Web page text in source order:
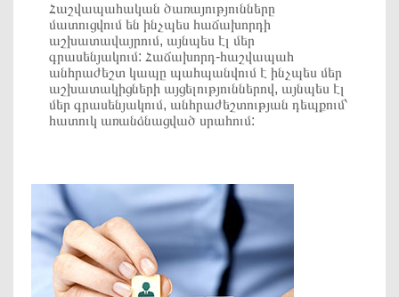
Հաշվապահական ծառայությունները
մատուցվում են ինչպես հաճախորդի
աշխատավայրում, այնպես էլ մեր
գրասենյակում: Հաճախորդ-հաշվապահ
անհրաժեշտ կապը պահպանվում է ինչպես մեր
աշխատակիցների այցելություններով, այնպես էլ
մեր գրասենյակում, անհրաժեշտության դեպքում՝
հատուկ առանձնացված սրահում: